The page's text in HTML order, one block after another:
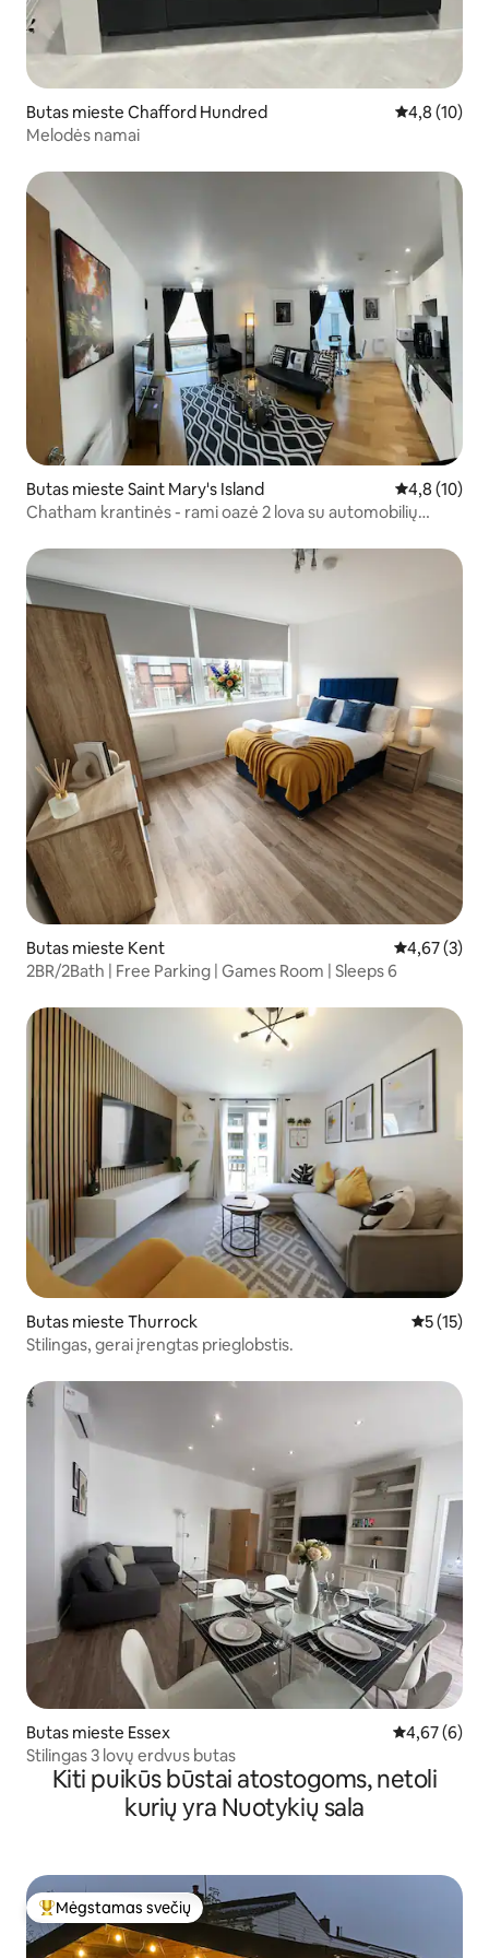
Butas mieste Chafford Hundred Vidutinis
4,8 (10)
Melodės namai
Butas mieste Saint Mary's Island Vidutinis
4,8 (10)
Chatham krantinės - rami oazė 2 lova su automobilių
Butas mieste Kent Vidutinis
4,67 (3)
2BR/2Bath | Free Parking | Games Room | Sleeps 6
Butas mieste Thurrock Vidutinis
5 (15)
Stilingas, gerai įrengtas prieglobstis.
Butas mieste Essex Vidutinis
4,67 (6)
Stilingas 3 lovų erdvus butas
Kiti puikūs būstai atostogoms, netoli
kurių yra Nuotykių sala
Svečių mėgstamiausias
Mėgstamas svečių